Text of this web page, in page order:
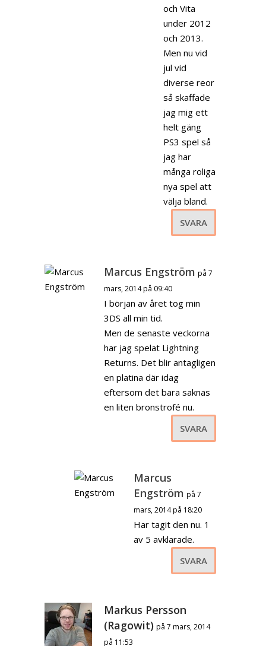
och Vita
under 2012
och 2013.
Men nu vid
jul vid
diverse reor
så skaffade
jag mig ett
helt gäng
PS3 spel så
jag har
många roliga
nya spel att
välja bland.
SVARA
Marcus Engström på 7
mars, 2014 på 09:40
I början av året tog min
3DS all min tid.
Men de senaste veckorna
har jag spelat Lightning
Returns. Det blir antagligen
en platina där idag
eftersom det bara saknas
en liten bronstrofé nu.
SVARA
Marcus
Engström på 7
mars, 2014 på 18:20
Har tagit den nu. 1
av 5 avklarade.
SVARA
Markus Persson
(Ragowit) på 7 mars, 2014
på 11:53